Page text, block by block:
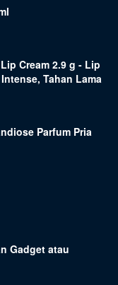
Cream 2.9 g - Lip
Tahan Lama
Parfum Pria
Gadget atau